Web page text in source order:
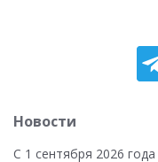
Новости
С 1 сентября 2026